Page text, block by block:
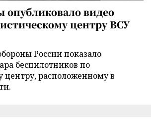
видео
центру ВСУ
России показало
беспилотников по
центру, расположенному в